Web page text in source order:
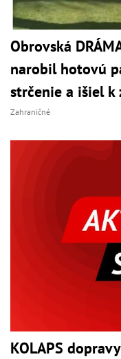
Obrovská
narobil hotovú
strčenie a išiel k
Zahraničné
KOLAPS